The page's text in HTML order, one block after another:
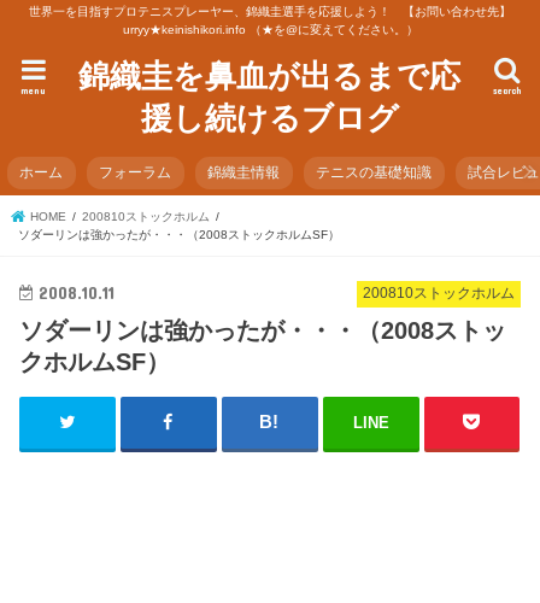
世界一を目指すプロテニスプレーヤー、錦織圭選手を応援しよう！ 【お問い合わせ先】
urryy★keinishikori.info （★を@に変えてください。）
錦織圭を鼻血が出るまで応
援し続けるブログ
search
menu
ホーム フォーラム 錦織圭情報 テニスの基礎知識 試合レビ
HOME
200810ストックホルム
ソダーリンは強かったが・・・（2008ストックホルムSF）
200810ストックホルム
2008.10.11
ソダーリンは強かったが・・・（2008ストッ
クホルムSF）
LINE